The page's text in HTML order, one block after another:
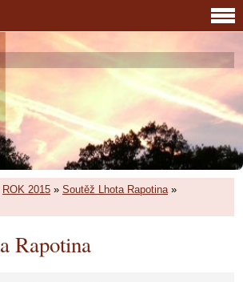
ROK 2015 » Soutěž Lhota Rapotina»
Rapotina